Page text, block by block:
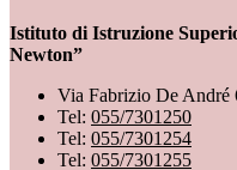
Istituto di Istruzione
Newton”
Via Fabrizio De
Tel: 055/7301250
Tel: 055/7301254
Tel: 055/7301255